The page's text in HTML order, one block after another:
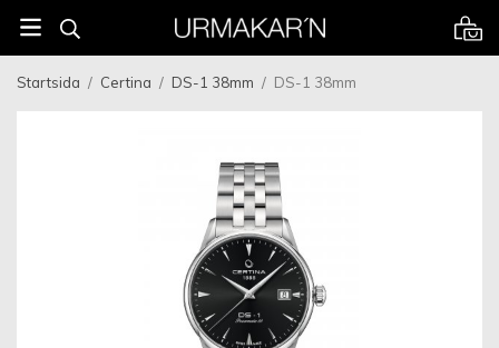
Startsida / Certina / DS-1 38mm / DS-1 38mm